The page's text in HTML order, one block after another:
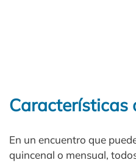
Características
En un encuentro que
quincenal o mensual,